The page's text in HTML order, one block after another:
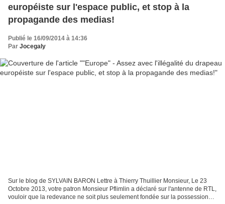
européiste sur l'espace public, et stop à la
propagande des medias!
Publié le 16/09/2014 à 14:36
Par Jocegaly
Sur le blog de SYLVAIN BARON Lettre à Thierry Thuillier Monsieur, Le 23
Octobre 2013, votre patron Monsieur Pflimlin a déclaré sur l'antenne de RTL,
vouloir que la redevance ne soit plus seulement fondée sur la possession